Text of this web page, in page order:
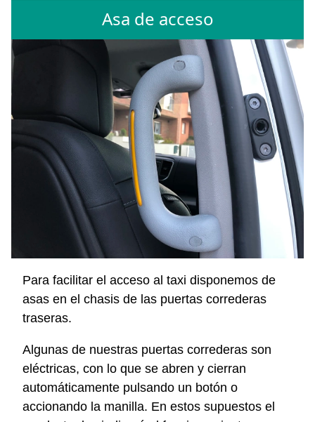
Asa de acceso
Para facilitar el acceso al taxi disponemos de
asas en el chasis de las puertas correderas
traseras.
Algunas de nuestras puertas correderas son
eléctricas, con lo que se abren y cierran
automáticamente pulsando un botón o
accionando la manilla. En estos supuestos el